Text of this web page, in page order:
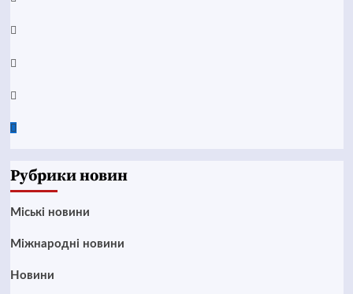
Telegram
Instagram
Twitter
Google
Рубрики новин
Mіські новини
Міжнародні новини
Новини